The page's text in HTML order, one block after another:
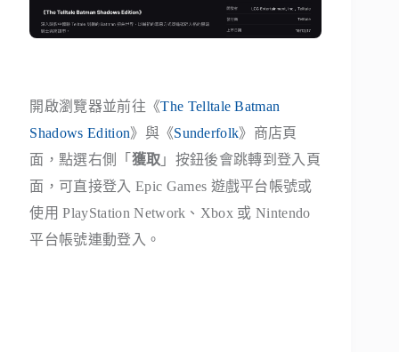
開啟瀏覽器並前往《The Telltale Batman
Shadows Edition》與《Sunderfolk》商店頁
面，點選右側「 獲取 」按鈕後會跳轉到登入頁
面，可直接登入 Epic Games 遊戲平台帳號或
使用 PlayStation Network、Xbox 或 Nintendo
平台帳號連動登入。